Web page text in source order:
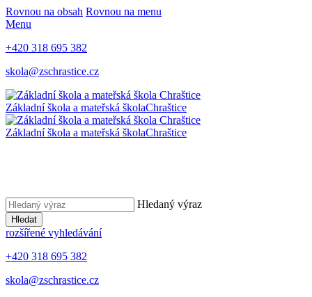
Rovnou na obsah Rovnou na menu
Menu
+420 318 695 382
skola@zschrastice.cz
Základní škola a mateřská školaChraštice
Základní škola a mateřská školaChraštice
Hledaný výraz
Hledat
rozšířené vyhledávání
+420 318 695 382
skola@zschrastice.cz